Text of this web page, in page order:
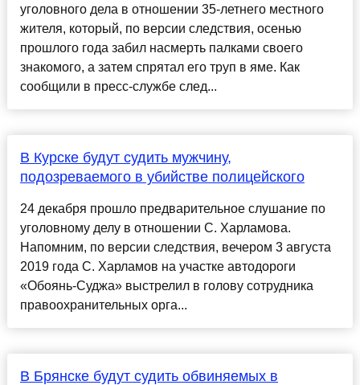
уголовного дела в отношении 35-летнего местного
жителя, который, по версии следствия, осенью
прошлого года забил насмерть палками своего
знакомого, а затем спрятал его труп в яме. Как
сообщили в пресс-службе след...
В Курске будут судить мужчину,
подозреваемого в убийстве полицейского
24 декабря прошло предварительное слушание по
уголовному делу в отношении С. Харламова.
Напомним, по версии следствия, вечером 3 августа
2019 года С. Харламов на участке автодороги
«Обоянь-Суджа» выстрелил в голову сотрудника
правоохранительных орга...
В Брянске будут судить обвиняемых в